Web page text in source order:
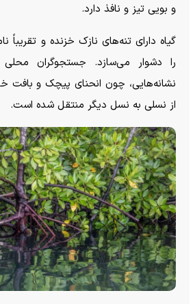
و بویی تیز و نافذ دارد.
گیاه دارای تنه‌های نازک خزنده و تقریباً
را دشوار می‌سازد. جستجوگران محلی
نشانه‌هایی، چون انحنای پیچک و بافت
از نسلی به نسل دیگر منتقل شده است.